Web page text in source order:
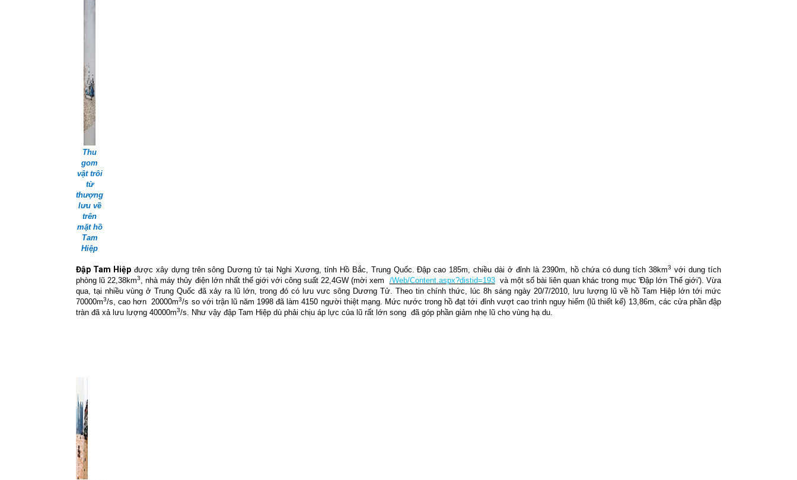
Thu
gom
vật trôi
từ
thượng
lưu về
trên
mặt hồ
Tam
Hiệp
Đập Tam Hiệpđược xây dựng trên sông Dương tử tại Nghi Xương, tỉnh Hồ Bắc, Trung Quốc. Đập cao 185m, chiều dài ở đỉnh là 2390m, hồ chứa có dung tích 38km3 với dung tích
phòng lũ 22,38km3, nhà máy thủy điện lớn nhất thế giới với công suất 22,4GW (mời xem /Web/Content.aspx?distid=193 và một số bài liên quan khác trong mục 'Đập lớn Thế giới'). Vừa
qua, tại nhiều vùng ở Trung Quốc đã xảy ra lũ lớn, trong đó có lưu vưc sông Dương Tử. Theo tin chính thức, lúc 8h sáng ngày 20/7/2010, lưu lượng lũ về hồ Tam Hiệp lớn tới mức
70000m3/s, cao hơn 20000m3/s so với trận lũ năm 1998 đã làm 4150 người thiệt mạng. Mức nước trong hồ đạt tới đỉnh vượt cao trình nguy hiểm (lũ thiết kế) 13,86m, các cửa phần đập
tràn đã xả lưu lượng 40000m3/s. Như vậy đập Tam Hiệp dù phải chịu áp lực của lũ rất lớn song đã góp phần giảm nhẹ lũ cho vùng hạ du.